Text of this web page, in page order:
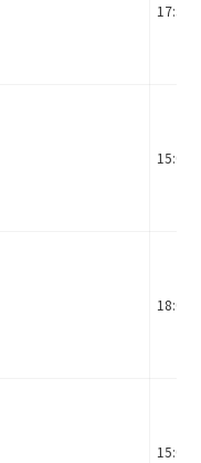
17:30
15:00
18:00
15:00